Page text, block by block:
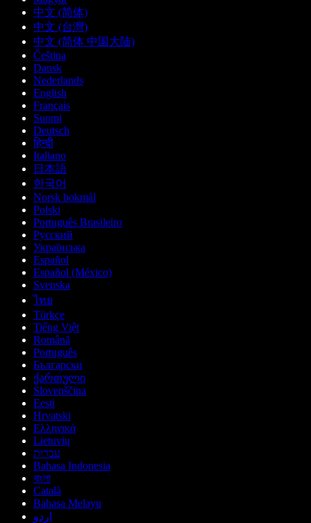
中文 (简体)
中文 (台灣)
中文 (简体 中国大陆)
Čeština
Dansk
Nederlands
English
Français
Suomi
Deutsch
हिन्दी
Italiano
日本語
한국어
Norsk bokmål
Polski
Português Brasileiro
Русский
Українська
Español
Español (México)
Svenska
ไทย
Türkçe
Tiếng Việt
Română
Português
Български
ქართული
Slovenščina
Eesti
Hrvatski
Ελληνικά
Lietuvių
עברית
Bahasa Indonesia
বাংলা
Català
Bahasa Melayu
اردو